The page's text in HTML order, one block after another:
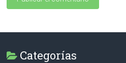
Categorías